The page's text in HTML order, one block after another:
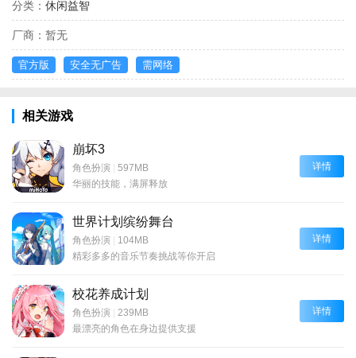
分类： 休闲益智
厂商： 暂无
官方版 安全无广告 需网络
相关游戏
崩坏3
角色扮演 | 597MB
华丽的技能，满屏释放
详情
世界计划缤纷舞台
角色扮演 | 104MB
精彩多多的音乐节奏挑战等你开启
详情
校花养成计划
角色扮演 | 239MB
最漂亮的角色在身边提供支援
详情